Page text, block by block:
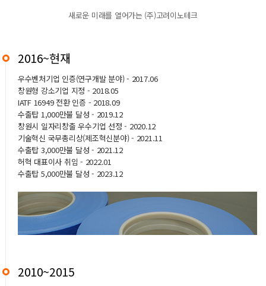
새로운 미래를 열어가는 (주)고려이노테크
2016~현재
우수벤처기업 인증(연구개발 분야) - 2017.06
창원형 강소기업 지정 - 2018.05
IATF 16949 전환 인증 - 2018.09
수출탑 1,000만불 달성 - 2019.12
창원시 일자리창출 우수기업 선정 - 2020.12
기술혁신 국무총리상(제조혁신분야) - 2021.11
수출탑 3,000만불 달성 - 2021.12
허혁 대표이사 취임 - 2022.01
수출탑 5,000만불 달성 - 2023.12
2010~2015